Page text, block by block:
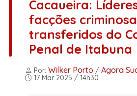
Cacaueira:
facções
transferidos do
Penal de Itabuna
Por: Wilker Porto / Agora
17 Mar 2025 / 14h30